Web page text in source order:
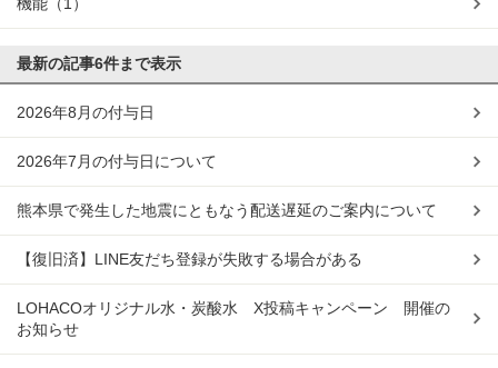
最新の記事6件まで表示
2026年8月の付与日
2026年7月の付与日について
熊本県で発生した地震にともなう配送遅延のご案内について
【復旧済】LINE友だち登録が失敗する場合がある
LOHACOオリジナル水・炭酸水 X投稿キャンペーン 開催の
お知らせ